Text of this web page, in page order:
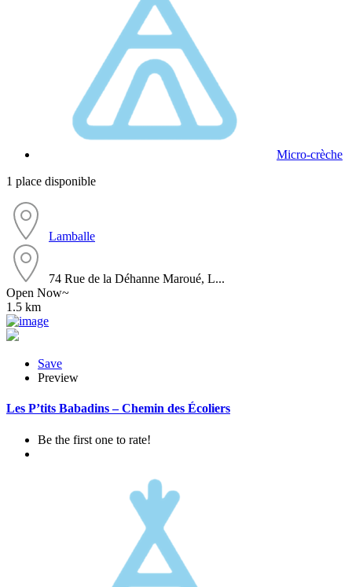
Micro-crèche
1 place disponible
Lamballe
74 Rue de la Déhanne Maroué, L...
Open Now~
1.5 km
Save
Preview
Les P’tits Babadins – Chemin des Écoliers
Be the first one to rate!